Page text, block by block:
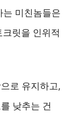
미친놈들은
릿을 인위적
로 유지하고,
낮추는 건